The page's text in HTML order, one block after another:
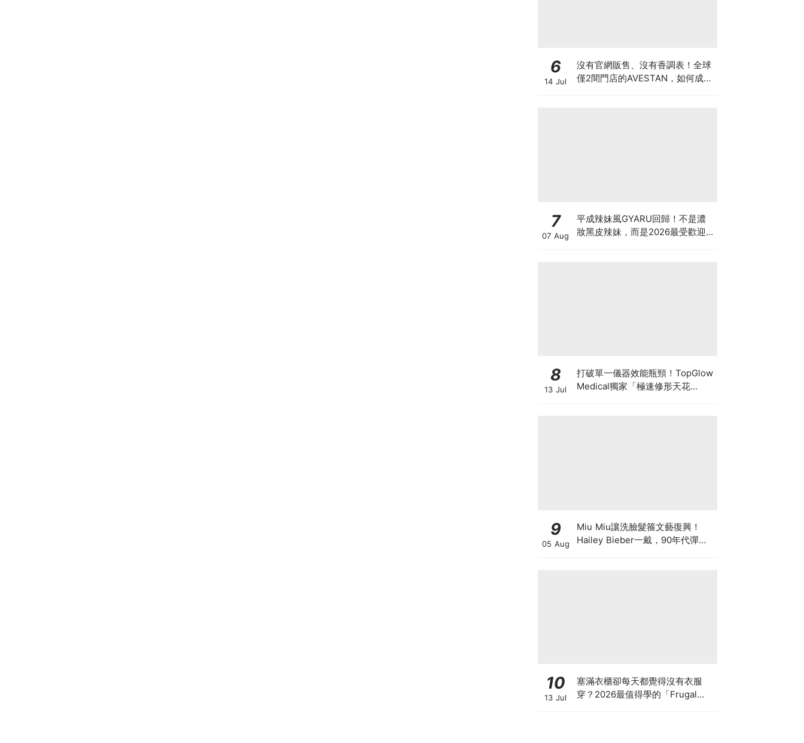
6
14 Jul
沒有官網販售、沒有香調表！全球
僅2間門店的AVESTAN，如何成為
7
07 Aug
平成辣妹風GYARU回歸！不是濃
妝黑皮辣妹，而是2026最受歡迎
8
13 Jul
打破單一儀器效能瓶頸！TopGlow
Medical獨家「極速修形天花
9
05 Aug
Miu Miu讓洗臉髮箍文藝復興！
Hailey Bieber一戴，90年代彈簧
10
13 Jul
塞滿衣櫃卻每天都覺得沒有衣服
穿？2026最值得學的「Frugal